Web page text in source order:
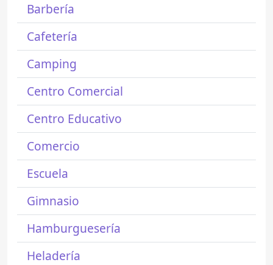
Barbería
Cafetería
Camping
Centro Comercial
Centro Educativo
Comercio
Escuela
Gimnasio
Hamburguesería
Heladería